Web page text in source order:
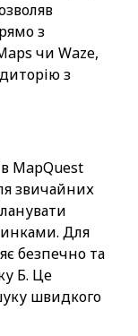
з
чи Waze,
з
MapQuest
звичайних
Для
безпечно та
Б. Це
швидкого